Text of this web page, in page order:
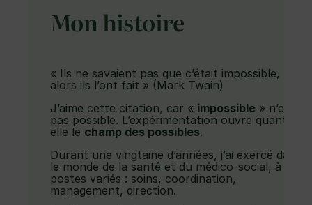
Mon histoire
« Ils ne savaient pas que c’était impossible,
alors ils l’ont fait » (Mark Twain)
J’aime cette citation, car « impossible » n’est
pas possible. L’expérimentation ouvre quant à
elle le champ des possibles.
Durant une vingtaine d’années, j’ai exercé dans
le monde de la santé et du médico-social, à des
postes variés : soins, coordination,
management, direction.